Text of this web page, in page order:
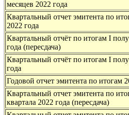
месяцев 2022 года
Квартальный отчет эмитента по
2022 года
Квартальный отчёт по итогам I
года (пересдача)
Квартальный отчёт по итогам I
года
Годовой отчет эмитента по итогам
Квартальный отчет эмитента по
квартала 2022 года (пересдача)